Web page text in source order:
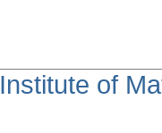
Institute of